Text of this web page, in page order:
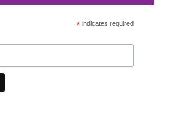
*indicates required